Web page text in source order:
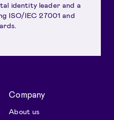
identity leader and a
ISO/IEC 27001 and
Company
About us